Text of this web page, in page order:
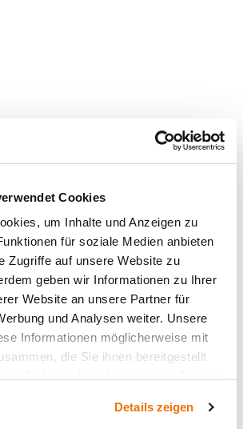
Cookies
um Inhalte und Anzeigen zu
für soziale Medien anbieten
Zugriffe auf unsere Website zu
geben wir Informationen zu Ihrer
Website an unsere Partner für
und Analysen weiter. Unsere
Informationen möglicherweise mit
die Sie ihnen bereitgestellt
Details zeigen